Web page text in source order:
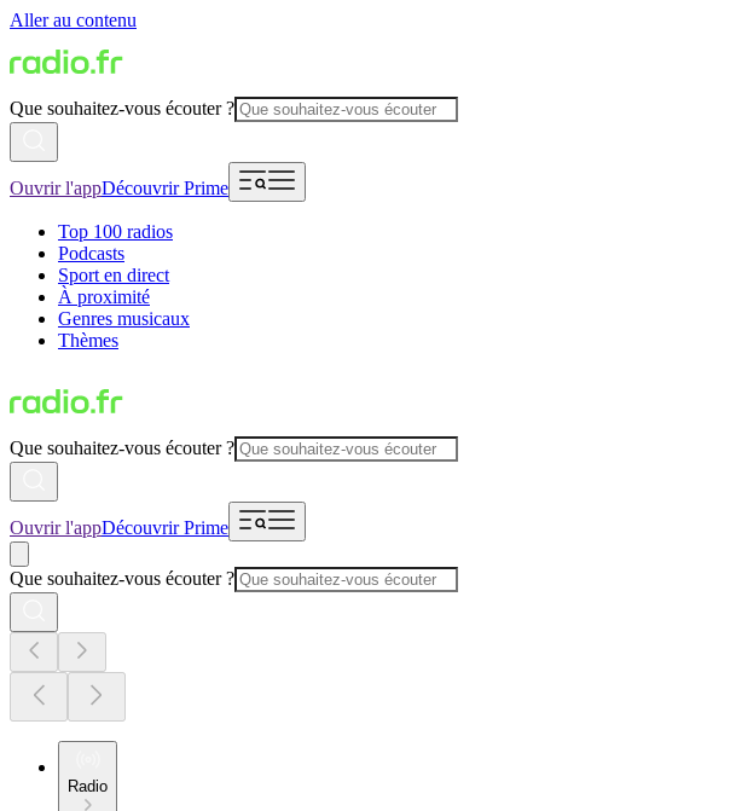
Aller au contenu
Que souhaitez-vous écouter ?
Ouvrir l'appDécouvrir Prime
Top 100 radios
Podcasts
Sport en direct
À proximité
Genres musicaux
Thèmes
Que souhaitez-vous écouter ?
Ouvrir l'appDécouvrir Prime
Que souhaitez-vous écouter ?
Radio